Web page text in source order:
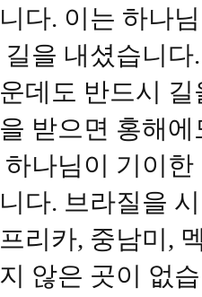
다. 이는 하나
길을 내셨습니
데도 반드시
받으면 홍해
하나님이 기이
다. 브라질을
리카, 중남미,
않은 곳이 없